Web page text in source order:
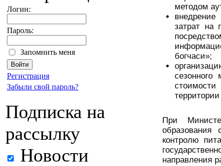
Логин:
Пароль:
Запомнить меня
Регистрация
Забыли свой пароль?
Подписка на
рассылку
Новости
методом
затрат на
богчаси»;
сезонного
При
образования
контролю
направления